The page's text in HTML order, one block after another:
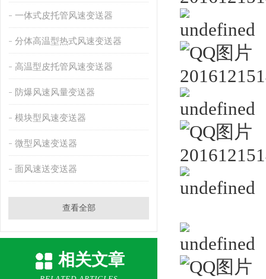
一体式皮托管风速变送器
分体高温型热式风速变送器
高温型皮托管风速变送器
防爆风速风量变送器
模块型风速变送器
微型风速变送器
面风速送变送器
查看全部
相关文章